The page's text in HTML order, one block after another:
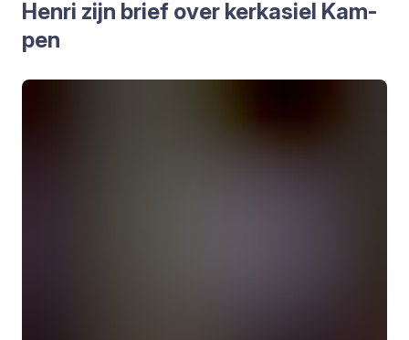
Hen­ri zijn brief over kerk­asiel Kam­
pen